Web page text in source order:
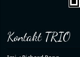
Kontakt TRIO